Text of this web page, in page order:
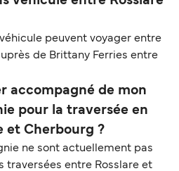
peuvent voyager entre
de Brittany Ferries entre
accompagné de mon
pour la traversée en
et Cherbourg ?
ne sont actuellement pas
traversées entre Rosslare et